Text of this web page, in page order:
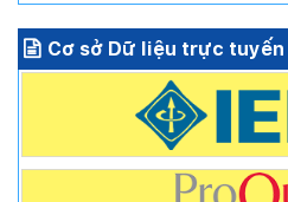
Cơ sở Dữ liệu trực tuyến